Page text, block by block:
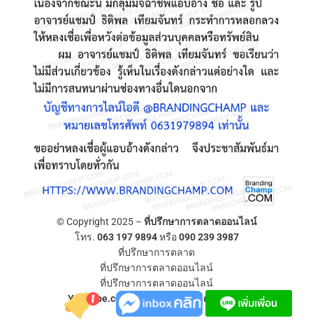
© Copyright 2025 – ที่ปรึกษาการตลาดออนไลน์
โทร. 063 197 9894หรือ090 239 3987
ที่ปรึกษาการตลาด
ที่ปรึกษาการตลาดออนไลน์
ที่ปรึกษาการตลาดออนไลน์
YouTube.com/ที่ปรึกษาการตลาดออนไลน์